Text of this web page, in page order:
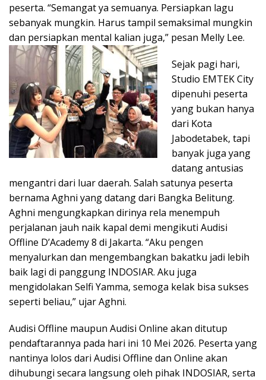
peserta. “Semangat ya semuanya. Persiapkan lagu
sebanyak mungkin. Harus tampil semaksimal mungkin
dan persiapkan mental kalian juga,” pesan Melly Lee.
Sejak pagi hari,
Studio EMTEK City
dipenuhi peserta
yang bukan hanya
dari Kota
Jabodetabek, tapi
banyak juga yang
datang antusias
mengantri dari luar daerah. Salah satunya peserta
bernama Aghni yang datang dari Bangka Belitung.
Aghni mengungkapkan dirinya rela menempuh
perjalanan jauh naik kapal demi mengikuti Audisi
Offline D’Academy 8 di Jakarta. “Aku pengen
menyalurkan dan mengembangkan bakatku jadi lebih
baik lagi di panggung INDOSIAR. Aku juga
mengidolakan Selfi Yamma, semoga kelak bisa sukses
seperti beliau,” ujar Aghni.
Audisi Offline maupun Audisi Online akan ditutup
pendaftarannya pada hari ini 10 Mei 2026. Peserta yang
nantinya lolos dari Audisi Offline dan Online akan
dihubungi secara langsung oleh pihak INDOSIAR, serta